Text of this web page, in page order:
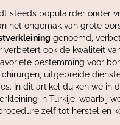
steeds populairder onder
het ongemak van grote
genoemd,
verbetert ook de kwaliteit
bestemming voor
uitgebreide
In dit artikel duiken we in
in Turkije, waarbij
zelf tot herstel en